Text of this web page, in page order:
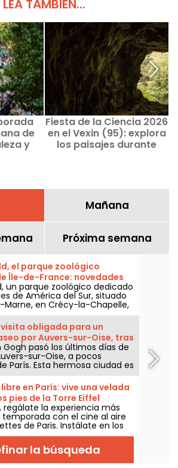
LEA TAMBIÉN...
de
y
Fiesta de la Ciencia 2026
en el Vexin (95): explora
los paisajes durante
Mañana
Próxima semana
el parque zoológico
Île-de-France: novedades
un parque zoológico dedicado
de América del Sur, situado
en Crécy-la-Chapelle,
a partir del 7 de febrero
no has visitado este
te esperan jaguares, pingüinos
que vuelan en una de las
de Europa, además de
en lodges para
de los animales. Un
y respetuoso con el medio
encanta tanto a niños como
visita obligada para un
por Auvers-sur-Oise, tras
Van Gogh
Gogh pasó los últimos días de
sur-Oise, a pocos
París. Esta hermosa ciudad es
para pasear tras las huellas
pintores más famosos del
al igual que la ciudad de
muchos secretos que
en París: vive una velada
pies de la Torre Eiffel
regálate la experiencia más
con el cine al aire
de Paris. Instálate en los
pies de la Torre Eiffel, para una
las estrellas; disfruta de un
de un bar efímero Gallia y,
aún más inolvidable,
la búsqueda